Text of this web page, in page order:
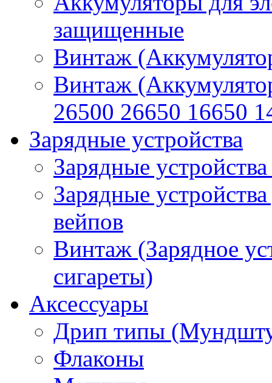
защищенные
Винтаж
Винтаж
26500 26650 16650
Зарядные устройства
Зарядные
Зарядные
вейпов
Винтаж (Зарядное
сигареты)
Аксессуары
Дрип типы
Флаконы